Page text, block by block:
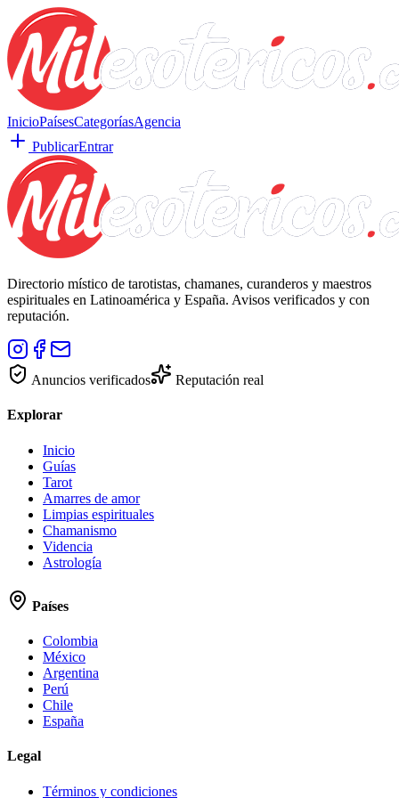
InicioPaísesCategoríasAgencia
PublicarEntrar
Directorio místico de tarotistas, chamanes, curanderos y maestros
espirituales en Latinoamérica y España. Avisos verificados y con
reputación.
Anuncios verificados Reputación real
Explorar
Inicio
Guías
Tarot
Amarres de amor
Limpias espirituales
Chamanismo
Videncia
Astrología
Países
Colombia
México
Argentina
Perú
Chile
España
Legal
Términos y condiciones